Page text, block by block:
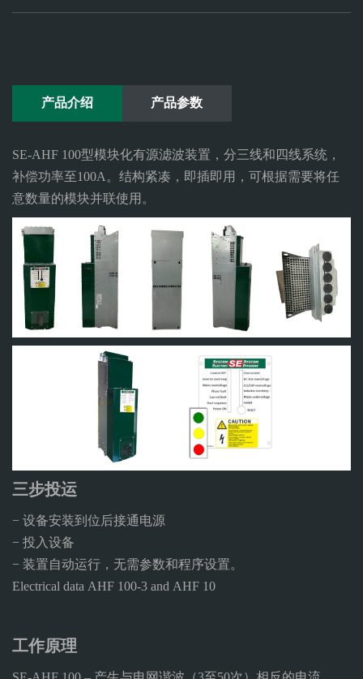
产品介绍 产品参数
SE-AHF 100型模块化有源滤波装置，分三线和四线系统，
补偿功率至100A。结构紧凑，即插即用，可根据需要将任
意数量的模块并联使用。
三步投运
− 设备安装到位后接通电源
− 投入设备
− 装置自动运行，无需参数和程序设置。
Electrical data AHF 100-3 and AHF 10
工作原理